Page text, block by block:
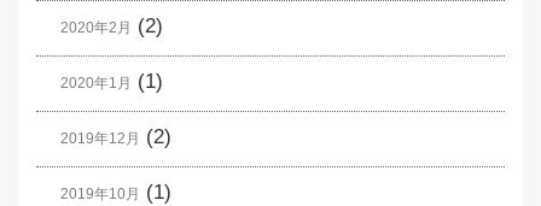
2020年2月 (2)
2020年1月 (1)
2019年12月 (2)
2019年10月 (1)